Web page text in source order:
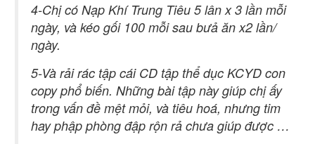
4-Chị có Nạp Khí Trung Tiêu 5 lân x 3 lần mỗi
ngày, và kéo gối 100 mỗi sau bưả ăn x2 lần/
ngày.
5-Và rải rác tập cái CD tập thể dục KCYD con
copy phổ biến. Những bài tập này giúp chị ấy
trong vấn đề mệt mỏi, và tiêu hoá, nhưng tim
hay phập phòng đập rộn rả chưa giúp được …